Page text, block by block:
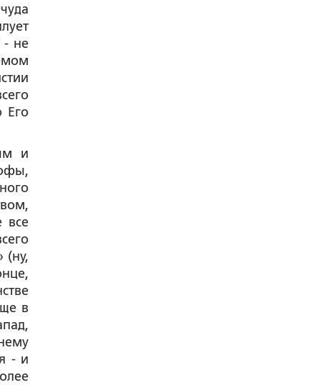
- не
Его
и
все
(ну,
в
- и